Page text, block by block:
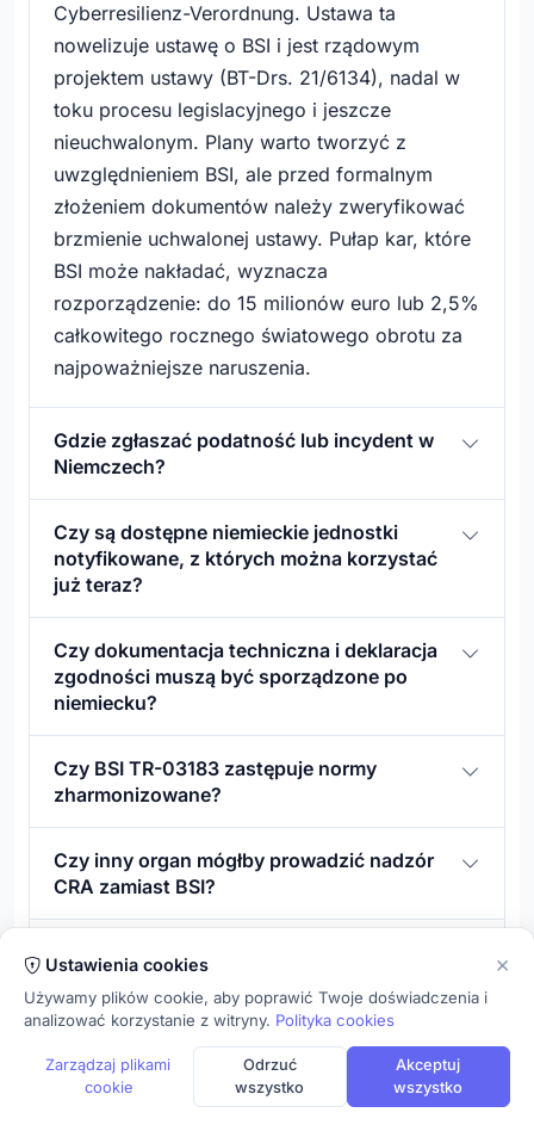
Cyberresilienz-Verordnung. Ustawa ta
nowelizuje ustawę o BSI i jest rządowym
projektem ustawy (BT-Drs. 21/6134), nadal w
toku procesu legislacyjnego i jeszcze
nieuchwalonym. Plany warto tworzyć z
uwzględnieniem BSI, ale przed formalnym
złożeniem dokumentów należy zweryfikować
brzmienie uchwalonej ustawy. Pułap kar, które
BSI może nakładać, wyznacza
rozporządzenie: do 15 milionów euro lub 2,5%
całkowitego rocznego światowego obrotu za
najpoważniejsze naruszenia.
Gdzie zgłaszać podatność lub incydent w
Niemczech?
Czy są dostępne niemieckie jednostki
notyfikowane, z których można korzystać
już teraz?
Czy dokumentacja techniczna i deklaracja
zgodności muszą być sporządzone po
niemiecku?
Czy BSI TR-03183 zastępuje normy
zharmonizowane?
Czy inny organ mógłby prowadzić nadzór
CRA zamiast BSI?
2027 r.?
Dla niemieckich producentów
Ustawienia cookies ×
Używamy plików cookie, aby poprawić Twoje doświadczenia i
analizować korzystanie z witryny. Polityka cookies
Zarządzaj plikami
cookie
Odrzuć
wszystko
Akceptuj
wszystko